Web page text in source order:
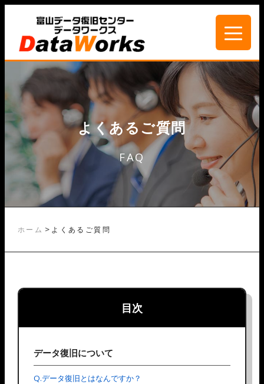
よくあるご質問
FAQ
ホーム > よくあるご質問
目次
データ復旧について
Q.データ復旧とはなんですか？